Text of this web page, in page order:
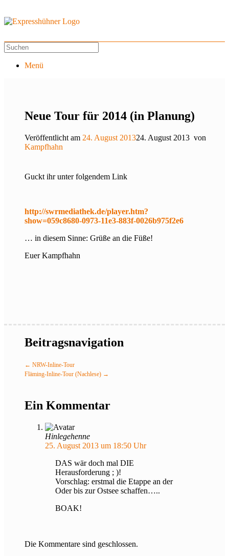
Menü
Neue Tour für 2014 (in Planung)
Veröffentlicht am 24. August 201324. August 2013 von
Kampfhahn
Guckt ihr unter folgendem Link
http://swrmediathek.de/player.htm?
show=059c8680-0973-11e3-883f-0026b975f2e6
… in diesem Sinne: Grüße an die Füße!
Euer Kampfhahn
Beitragsnavigation
← NRW-Inline-Tour
Fläming-Inline-Tour (Nachlese) →
Ein Kommentar
Hinlegehenne
25. August 2013 um 18:50 Uhr
DAS wär doch mal DIE
Herausforderung ; )!
Vorschlag: erstmal die Etappe an der
Oder bis zur Ostsee schaffen…..
BOAK!
Die Kommentare sind geschlossen.